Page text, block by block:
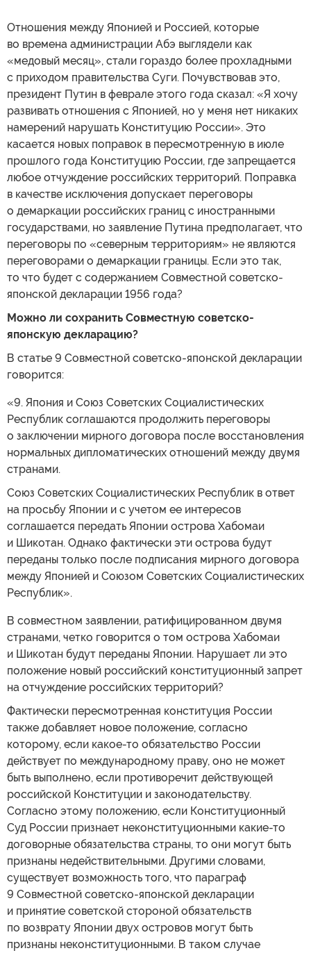
Отношения между Японией и Россией, которые
во времена администрации Абэ выглядели как
«медовый месяц», стали гораздо более прохладными
с приходом правительства Суги. Почувствовав это,
президент Путин в феврале этого года сказал: «Я хочу
развивать отношения с Японией, но у меня нет никаких
намерений нарушать Конституцию России». Это
касается новых поправок в пересмотренную в июле
прошлого года Конституцию России, где запрещается
любое отчуждение российских территорий. Поправка
в качестве исключения допускает переговоры
о демаркации российских границ с иностранными
государствами, но заявление Путина предполагает, что
переговоры по «северным территориям» не являются
переговорами о демаркации границы. Если это так,
то что будет с содержанием Совместной советско-
японской декларации 1956 года?
Можно ли сохранить Совместную советско-
японскую декларацию?
В статье 9 Совместной советско-японской декларации
говорится:
«9. Япония и Союз Советских Социалистических
Республик соглашаются продолжить переговоры
о заключении мирного договора после восстановления
нормальных дипломатических отношений между двумя
странами.
Союз Советских Социалистических Республик в ответ
на просьбу Японии и с учетом ее интересов
соглашается передать Японии острова Хабомаи
и Шикотан. Однако фактически эти острова будут
переданы только после подписания мирного договора
между Японией и Союзом Советских Социалистических
Республик».
В совместном заявлении, ратифицированном двумя
странами, четко говорится о том острова Хабомаи
и Шикотан будут переданы Японии. Нарушает ли это
положение новый российский конституционный запрет
на отчуждение российских территорий?
Фактически пересмотренная конституция России
также добавляет новое положение, согласно
которому, если какое-то обязательство России
действует по международному праву, оно не может
быть выполнено, если противоречит действующей
российской Конституции и законодательству.
Согласно этому положению, если Конституционный
Суд России признает неконституционными какие-то
договорные обязательства страны, то они могут быть
признаны недействительными. Другими словами,
существует возможность того, что параграф
9 Совместной советско-японской декларации
и принятие советской стороной обязательств
по возврату Японии двух островов могут быть
признаны неконституционными. В таком случае